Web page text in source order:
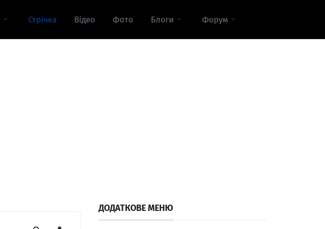
Стрічка Відео Фото Блоги Форум
ДОДАТКОВЕ МЕНЮ